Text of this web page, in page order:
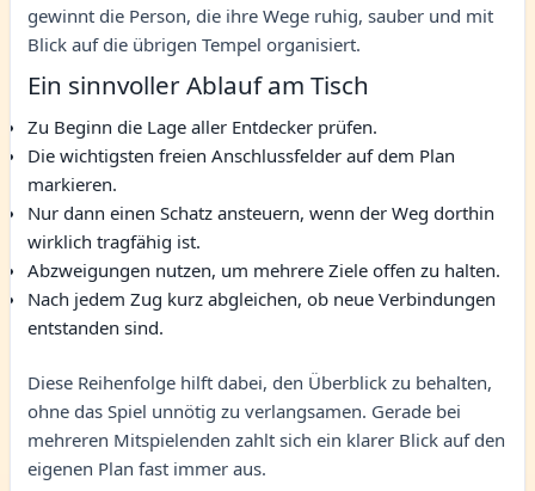
gewinnt die Person, die ihre Wege ruhig, sauber und mit
Blick auf die übrigen Tempel organisiert.
Ein sinnvoller Ablauf am Tisch
Zu Beginn die Lage aller Entdecker prüfen.
Die wichtigsten freien Anschlussfelder auf dem Plan
markieren.
Nur dann einen Schatz ansteuern, wenn der Weg dorthin
wirklich tragfähig ist.
Abzweigungen nutzen, um mehrere Ziele offen zu halten.
Nach jedem Zug kurz abgleichen, ob neue Verbindungen
entstanden sind.
Diese Reihenfolge hilft dabei, den Überblick zu behalten,
ohne das Spiel unnötig zu verlangsamen. Gerade bei
mehreren Mitspielenden zahlt sich ein klarer Blick auf den
eigenen Plan fast immer aus.